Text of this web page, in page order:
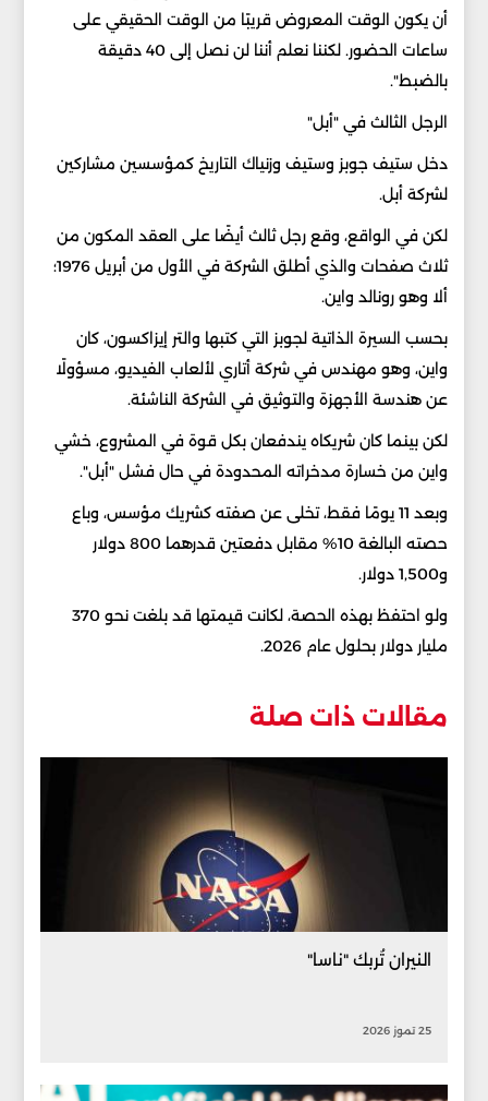
أن يكون الوقت المعروض قريبًا من الوقت الحقيقي على
ساعات الحضور. لكننا نعلم أننا لن نصل إلى 40 دقيقة
بالضبط".
الرجل الثالث في "أبل"
دخل ستيف جوبز وستيف وزنياك التاريخ كمؤسسين مشاركين
لشركة أبل.
لكن في الواقع، وقع رجل ثالث أيضًا على العقد المكون من
ثلاث صفحات والذي أطلق الشركة في الأول من أبريل 1976؛
ألا وهو رونالد واين.
بحسب السيرة الذاتية لجوبز التي كتبها والتر إيزاكسون، كان
واين، وهو مهندس في شركة أتاري لألعاب الفيديو، مسؤولًا
عن هندسة الأجهزة والتوثيق في الشركة الناشئة.
لكن بينما كان شريكاه يندفعان بكل قوة في المشروع، خشي
واين من خسارة مدخراته المحدودة في حال فشل "أبل".
وبعد 11 يومًا فقط، تخلى عن صفته كشريك مؤسس، وباع
حصته البالغة 10% مقابل دفعتين قدرهما 800 دولار
و1,500 دولار.
ولو احتفظ بهذه الحصة، لكانت قيمتها قد بلغت نحو 370
مليار دولار بحلول عام 2026.
مقالات ذات صلة
النيران تُربك "ناسا"
25 تموز 2026